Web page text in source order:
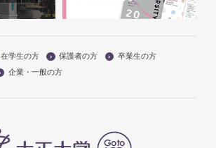
在学生の方 保護者の方
卒業生の方
企業・一般の方